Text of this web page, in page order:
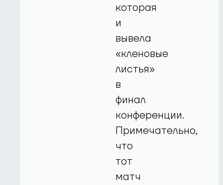
которая
и
вывела
«кленовые
листья»
в
финал
конференции.
Примечательно,
что
тот
матч